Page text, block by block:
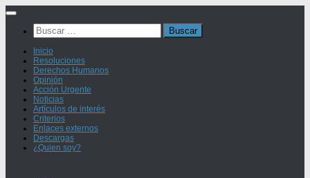
Saltar
contenidoBuscar:
Inicio
Resoluciones
Derechos Humanos
Opinión
Acción Urgente
Noticias
Artículos de interés
Criterios
Enlaces externos
Descargas
¿Quien soy?